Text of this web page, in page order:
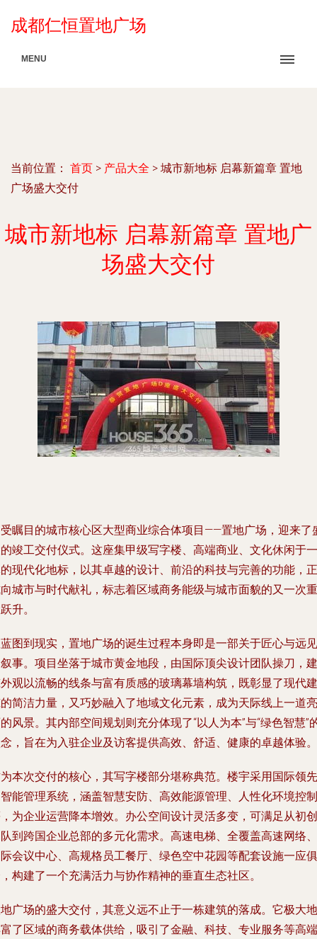
成都仁恒置地广场
MENU
当前位置： 首页 > 产品大全 > 城市新地标 启幕新篇章 置地
广场盛大交付
城市新地标 启幕新篇章 置地广
场盛大交付
瞩目的城市核心区大型商业综合体项目——置地广场，迎来了
竣工交付仪式。这座集甲级写字楼、高端商业、文化休闲于一
现代化地标，以其卓越的设计、前沿的科技与完善的功能，正
城市与时代献礼，标志着区域商务能级与城市面貌的又一次重
升。
图到现实，置地广场的诞生过程本身即是一部关于匠心与远见
事。项目坐落于城市黄金地段，由国际顶尖设计团队操刀，建
观以流畅的线条与富有质感的玻璃幕墙构筑，既彰显了现代建
简洁力量，又巧妙融入了地域文化元素，成为天际线上一道亮
风景。其内部空间规划则充分体现了“以人为本”与“绿色智慧”
，旨在为入驻企业及访客提供高效、舒适、健康的卓越体验。
本次交付的核心，其写字楼部分堪称典范。楼宇采用国际领先
能管理系统，涵盖智慧安防、高效能源管理、人性化环境控制
为企业运营降本增效。办公空间设计灵活多变，可满足从初创
到跨国企业总部的多元化需求。高速电梯、全覆盖高速网络、
会议中心、高规格员工餐厅、绿色空中花园等配套设施一应俱
构建了一个充满活力与协作精神的垂直生态社区。
广场的盛大交付，其意义远不止于一栋建筑的落成。它极大地
了区域的商务载体供给，吸引了金融、科技、专业服务等高端